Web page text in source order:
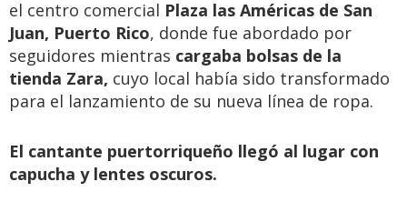
el centro comercial Plaza las Américas de San
Juan, Puerto Rico, donde fue abordado por
seguidores mientras cargaba bolsas de la
tienda Zara, cuyo local había sido transformado
para el lanzamiento de su nueva línea de ropa.
El cantante puertorriqueño llegó al lugar con
capucha y lentes oscuros.